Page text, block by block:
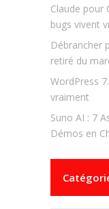
Claude pour
bugs vivent
Débrancher
retiré du
WordPress
vraiment
Suno AI : 7
Démos en